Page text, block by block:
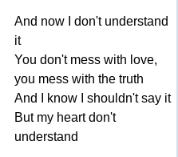
And now don't understand
it
You don't mess with love,
you mess with the truth
And
know shouldn't say it
But my heart don't
understand